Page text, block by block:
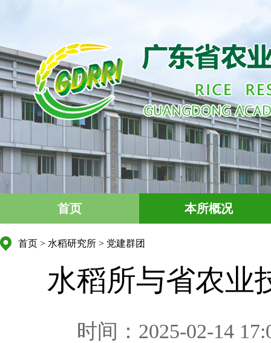
首页 本所概况
首页 > 水稻研究所 > 党建群团
水稻所与省农业
时间：2025-02-14